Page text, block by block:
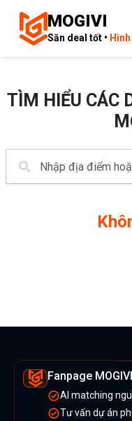
MOGIVI
Săn deal tốt •
TÌM HIỂU CÁC
Fanpage
AI matching
Tư vấn dự án